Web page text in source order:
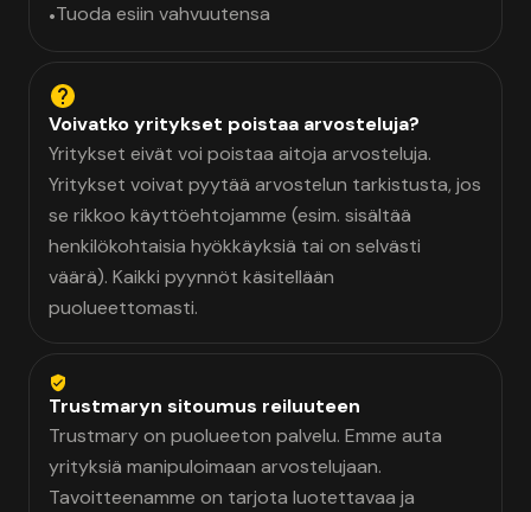
•Tuoda esiin vahvuutensa
Voivatko yritykset poistaa arvosteluja?
Yritykset eivät voi poistaa aitoja arvosteluja.
Yritykset voivat pyytää arvostelun tarkistusta, jos
se rikkoo käyttöehtojamme (esim. sisältää
henkilökohtaisia hyökkäyksiä tai on selvästi
väärä). Kaikki pyynnöt käsitellään
puolueettomasti.
Trustmaryn sitoumus reiluuteen
Trustmary on puolueeton palvelu. Emme auta
yrityksiä manipuloimaan arvostelujaan.
Tavoitteenamme on tarjota luotettavaa ja